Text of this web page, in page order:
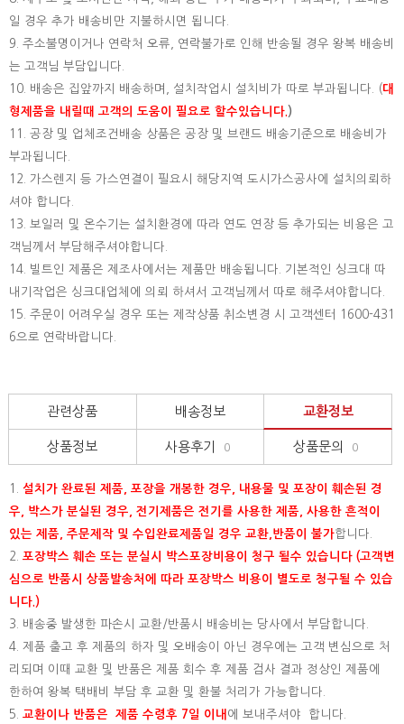
일 경우 추가 배송비만 지불하시면 됩니다.
9. 주소불명이거나 연락처 오류, 연락불가로 인해 반송될 경우 왕복 배송비
는 고객님 부담입니다.
10. 배송은 집앞까지 배송하며, 설치작업시 설치비가 따로 부과됩니다. (대
형제품을 내릴때 고객의 도움이 필요로 할수있습니다. )
11. 공장 및 업체조건배송 상품은 공장 및 브랜드 배송기준으로 배송비가
부과됩니다.
12. 가스렌지 등 가스연결이 필요시 해당지역 도시가스공사에 설치의뢰하
셔야 합니다.
13. 보일러 및 온수기는 설치환경에 따라 연도 연장 등 추가되는 비용은 고
객님께서 부담해주셔야합니다.
14. 빌트인 제품은 제조사에서는 제품만 배송됩니다. 기본적인 싱크대 따
내기작업은 싱크대업체에 의뢰 하셔서 고객님께서 따로 해주셔야합니다.
15. 주문이 어려우실 경우 또는 제작상품 취소변경 시 고객센터 1600-431
6으로 연락바랍니다.
관련상품 배송정보 교환정보
상품정보 사용후기 0 상품문의 0
1. 설치가 완료된 제품, 포장을 개봉한 경우, 내용물 및 포장이 훼손된 경
우, 박스가 분실된 경우, 전기제품은 전기를 사용한 제품, 사용한 흔적이
있는 제품, 주문제작 및 수입완료제품일 경우 교환,반품이 불가합니다.
2. 포장박스 훼손 또는 분실시 박스포장비용이 청구 될수 있습니다 (고객변
심으로 반품시 상품발송처에 따라 포장박스 비용이 별도로 청구될 수 있습
니다.)
3. 배송중 발생한 파손시 교환/반품시 배송비는 당사에서 부담합니다.
4. 제품 출고 후 제품의 하자 및 오배송이 아닌 경우에는 고객 변심으로 처
리되며 이때 교환 및 반품은 제품 회수 후 제품 검사 결과 정상인 제품에
한하여 왕복 택배비 부담 후 교환 및 환불 처리가 가능합니다.
5. 교환이나 반품은 제품 수령후 7일 이내 에 보내주셔야 합니다.